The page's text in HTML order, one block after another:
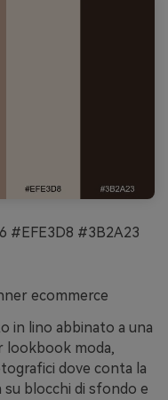
#EFE3D8 #3B2A23
ecommerce
in lino abbinato a una
lookbook moda,
dove conta la
su blocchi di sfondo e